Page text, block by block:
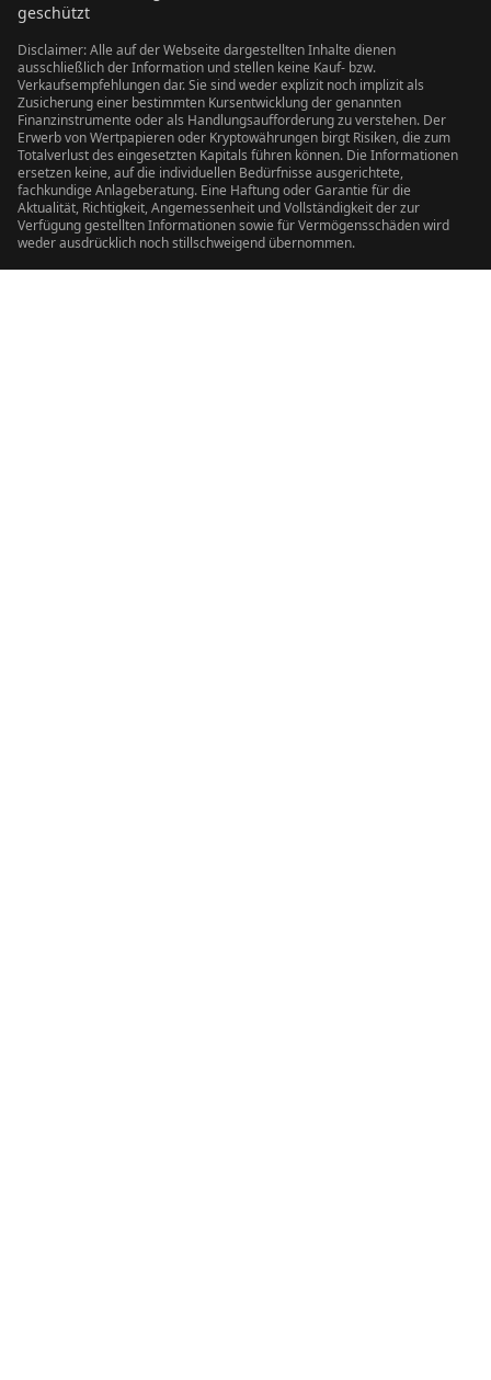
geschützt
Disclaimer: Alle auf der Webseite dargestellten Inhalte dienen
ausschließlich der Information und stellen keine Kauf- bzw.
Verkaufsempfehlungen dar. Sie sind weder explizit noch implizit als
Zusicherung einer bestimmten Kursentwicklung der genannten
Finanzinstrumente oder als Handlungsaufforderung zu verstehen. Der
Erwerb von Wertpapieren oder Kryptowährungen birgt Risiken, die zum
Totalverlust des eingesetzten Kapitals führen können. Die Informationen
ersetzen keine, auf die individuellen Bedürfnisse ausgerichtete,
fachkundige Anlageberatung. Eine Haftung oder Garantie für die
Aktualität, Richtigkeit, Angemessenheit und Vollständigkeit der zur
Verfügung gestellten Informationen sowie für Vermögensschäden wird
weder ausdrücklich noch stillschweigend übernommen.